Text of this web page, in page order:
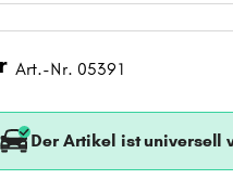
Art.-Nr. 05391
Der Artikel ist universell